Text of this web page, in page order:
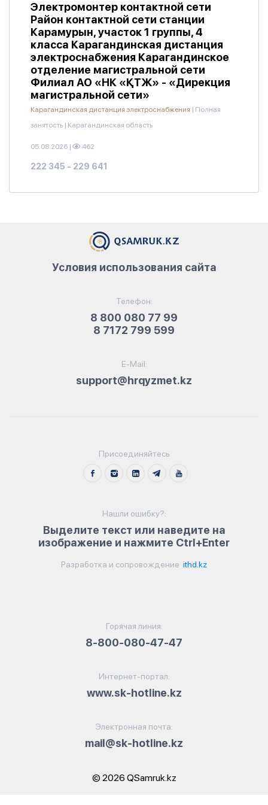
Электромонтер контактной сети
Район контактной сети станции
Карамурын, участок 1 группы, 4
класса Карагандинская дистанция
электроснабжения Карагандинское
отделение магистральной сети
Филиал АО «НК «ҚТЖ» - «Дирекция
магистральной сети»
Карагандинская дистанция электроснабжения | Полная
занятость | Карагандинская область
05.08.2026 | 462
222 345 - 229 641
Телефон:
8 800 080 77 99
8 7172 799 599
E-Mail:
support@hrqyzmet.kz
Условия использования сайта
Присоединяйтесь
Нашли ошибку?:
Выделите текст или наведите на
изображение и нажмите Ctrl+Enter
Разработка и сопровождение ithd.kz
Горячая линия:
8-800-080-47-47
Интернет-портал:
www.sk-hotline.kz
Электронная почта:
mail@sk-hotline.kz
© 2026 QSamruk.kz